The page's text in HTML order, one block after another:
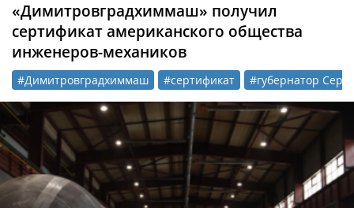
«Димитровградхиммаш» получил
сертификат американского общества
инженеров-механиков
#Димитровградхиммаш #сертификат #губернатор